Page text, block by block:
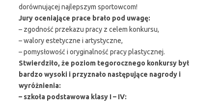
dorównującej najlepszym sportowcom!
Jury oceniające prace brało pod uwagę:
– zgodność przekazu pracy z celem konkursu,
– walory estetyczne i artystyczne,
– pomysłowość i oryginalność pracy plastycznej.
Stwierdziło, że poziom tegorocznego konkursy był
bardzo wysoki i przyznało następujące nagrody i
wyróżnienia:
– szkoła podstawowa klasy I – IV: